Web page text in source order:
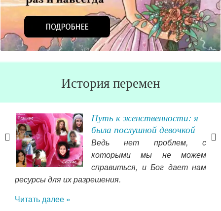
История перемен
Путь к женственности: я
была послушной девочкой
Ведь нет проблем, с
которыми мы не можем
справиться, и Бог дает нам
ресурсы для их разрешения.
Читать далее »